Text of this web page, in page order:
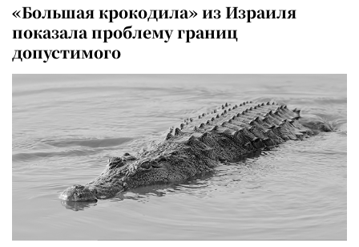
«Большая крокодила» из Израиля
показала проблему границ
допустимого